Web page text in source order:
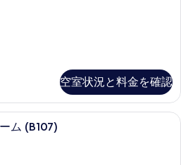
空室状況と料金を確認
コンドミニアム 1 ベッドルーム
ム (B107)